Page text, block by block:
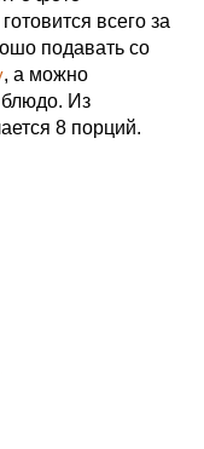
всего за
подавать со
, а можно
блюдо. Из
8 порций.